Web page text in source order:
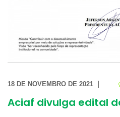
18 DE NOVEMBRO DE 2021
Aciaf divulga edital